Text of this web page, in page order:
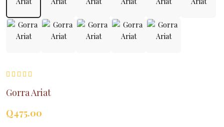
Gorra Ariat
Q475.00